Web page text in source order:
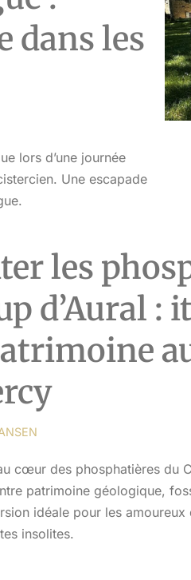
dans les
lors d’une journée
Une escapade
les
d’Aural :
cœur des phosphatières du
patrimoine géologique,
idéale pour les
insolites.